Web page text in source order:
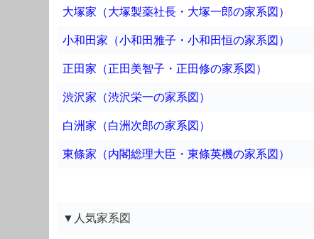
大塚家（大塚製薬社長・大塚一郎の家系図）
小和田家（小和田雅子・小和田恒の家系図）
正田家（正田美智子・正田修の家系図）
渋沢家（渋沢栄一の家系図）
白洲家（白洲次郎の家系図）
東條家（内閣総理大臣・東條英機の家系図）
▼人気家系図